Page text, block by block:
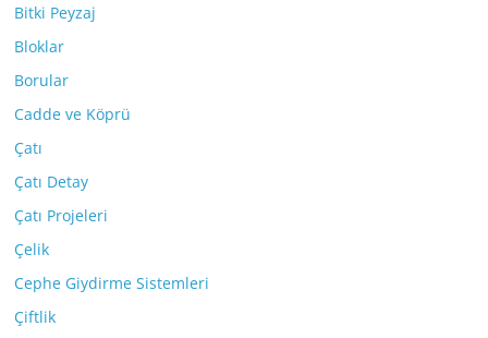
Bitki Peyzaj
Bloklar
Borular
Cadde ve Köprü
Çatı
Çatı Detay
Çatı Projeleri
Çelik
Cephe Giydirme Sistemleri
Çiftlik